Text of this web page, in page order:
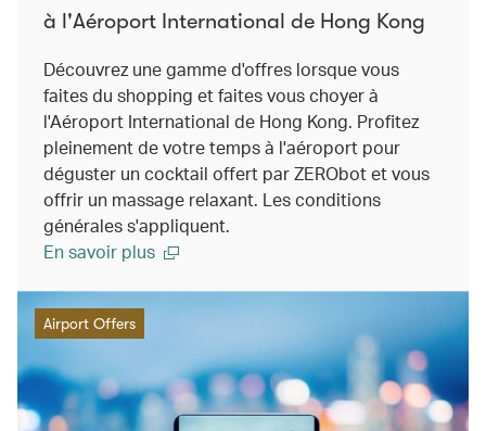
à l'Aéroport International de Hong Kong
Découvrez une gamme d'offres lorsque vous
faites du shopping et faites vous choyer à
l'Aéroport International de Hong Kong. Profitez
pleinement de votre temps à l'aéroport pour
déguster un cocktail offert par ZERObot et vous
offrir un massage relaxant. Les conditions
générales s'appliquent.
En savoir plus
Airport Offers